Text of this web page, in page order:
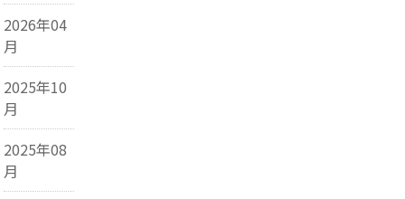
2026年04
月
2025年10
月
2025年08
月